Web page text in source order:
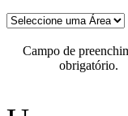
Campo de
obrigatório.